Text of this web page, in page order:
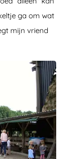
ga om wat
mijn vriend